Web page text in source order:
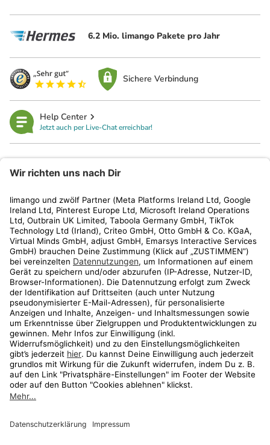
6.2 Mio. limango Pakete pro Jahr
Sichere Verbindung
Help Center
Jetzt auch per Live-Chat erreichbar!
Kundenservice
Shop
Aktionen
Travel